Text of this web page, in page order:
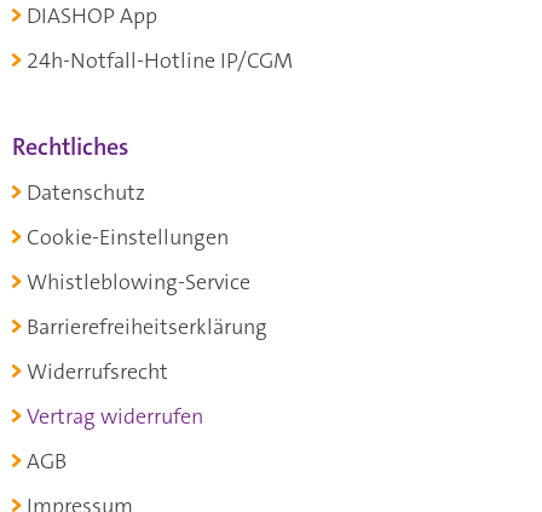
DIASHOP App
24h-Notfall-Hotline IP/CGM
Rechtliches
Datenschutz
Cookie-Einstellungen
Whistleblowing-Service
Barrierefreiheitserklärung
Widerrufsrecht
Vertrag widerrufen
AGB
Impressum